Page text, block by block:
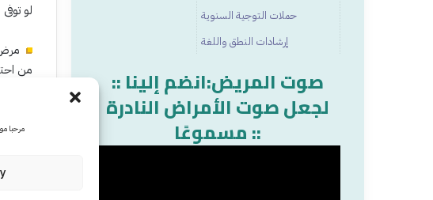
مرحبا
لو
في
حملات التوجية السنوية
إرشادات النطق واللغة
:: صوت المريض:انضم إلينا
لجعل صوت الأمراض النادرة
مسموعًا ::